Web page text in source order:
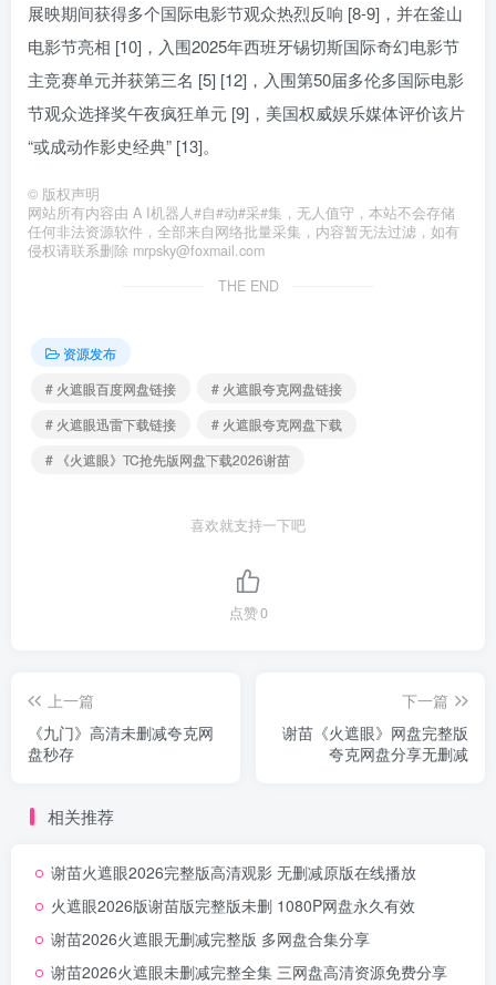
展映期间获得多个国际电影节观众热烈反响 [8-9]，并在釜山
电影节亮相 [10]，入围2025年西班牙锡切斯国际奇幻电影节
主竞赛单元并获第三名 [5] [12]，入围第50届多伦多国际电影
节观众选择奖午夜疯狂单元 [9]，美国权威娱乐媒体评价该片
“或成动作影史经典” [13]。
© 版权声明
网站所有内容由 A I机器人#自#动#采#集，无人值守，本站不会存储
任何非法资源软件，全部来自网络批量采集，内容暂无法过滤，如有
侵权请联系删除 mrpsky@foxmail.com
THE END
资源发布
# 火遮眼百度网盘链接
# 火遮眼夸克网盘链接
# 火遮眼迅雷下载链接
# 火遮眼夸克网盘下载
# 《火遮眼》TC抢先版网盘下载2026谢苗
喜欢就支持一下吧
点赞0
上一篇
《九门》高清未删减夸克网
盘秒存
下一篇
谢苗《火遮眼》网盘完整版
夸克网盘分享无删减
相关推荐
谢苗火遮眼2026完整版高清观影 无删减原版在线播放
火遮眼2026版谢苗版完整版未删 1080P网盘永久有效
谢苗2026火遮眼无删减完整版 多网盘合集分享
谢苗2026火遮眼未删减完整全集 三网盘高清资源免费分享